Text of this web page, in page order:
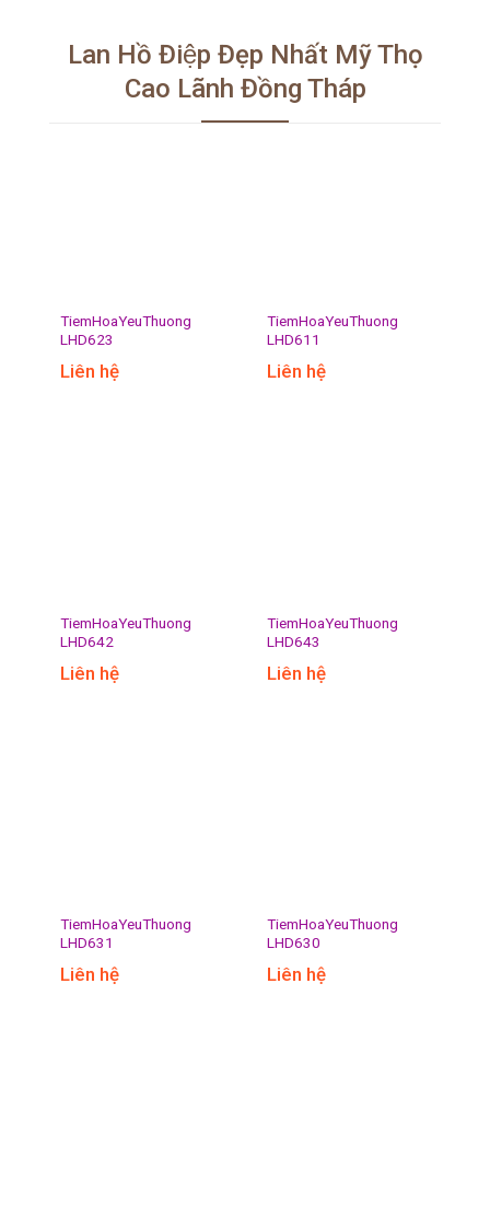
Lan Hồ Điệp Đẹp Nhất Mỹ Thọ
Cao Lãnh Đồng Tháp
TiemHoaYeuThuong
LHD623
Liên hệ
TiemHoaYeuThuong
LHD611
Liên hệ
TiemHoaYeuThuong
LHD642
Liên hệ
TiemHoaYeuThuong
LHD643
Liên hệ
TiemHoaYeuThuong
LHD631
Liên hệ
TiemHoaYeuThuong
LHD630
Liên hệ